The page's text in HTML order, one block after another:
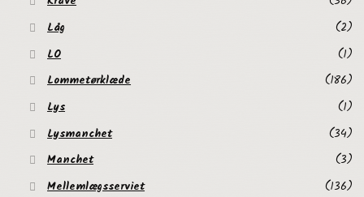
Låg
(2)
LO
(1)
Lommetørklæde
(186)
Lys
(1)
Lysmanchet
(34)
Manchet
(3)
Mellemlægsserviet
(136)